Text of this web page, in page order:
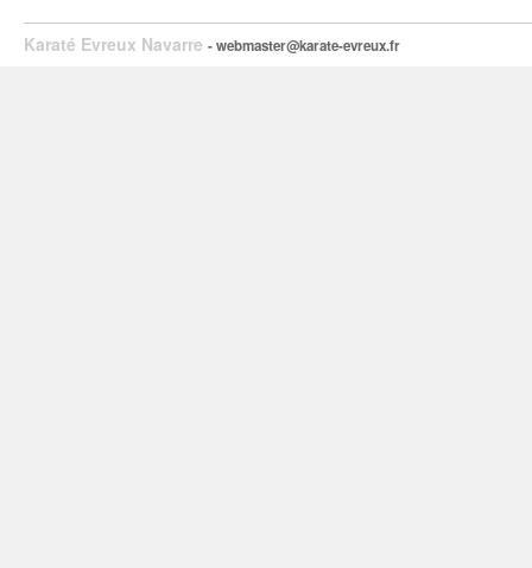
Karaté Evreux Navarre - webmaster@karate-evreux.fr